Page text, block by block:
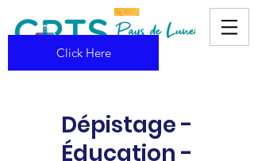
Click Here
Dépistage -
Éducation -